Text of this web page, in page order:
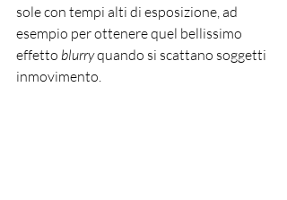
sole con tempi alti di esposizione, ad
esempio per ottenere quel bellissimo
effetto blurry quando si scattano soggetti
inmovimento.